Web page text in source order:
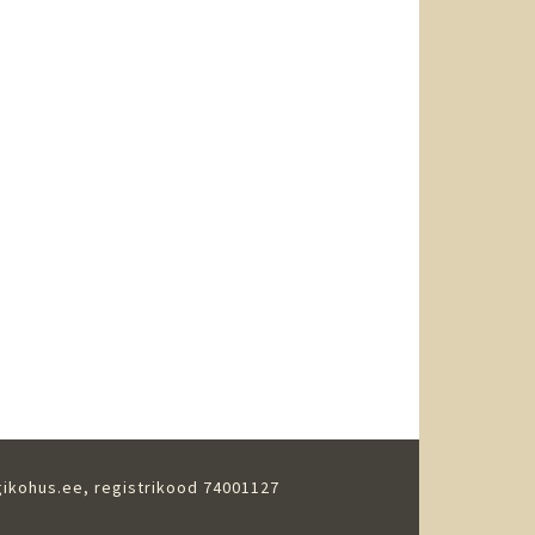
, registrikood 74001127